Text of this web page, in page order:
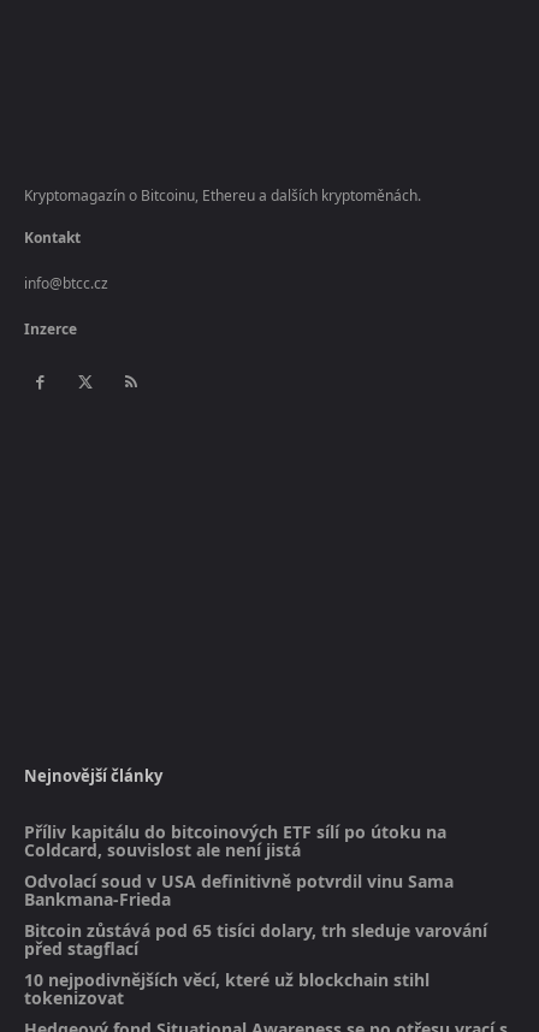
Kryptomagazín o Bitcoinu, Ethereu a dalších kryptoměnách.
Kontakt
info@btcc.cz
Inzerce
Nejnovější články
Příliv kapitálu do bitcoinových ETF sílí po útoku na
Coldcard, souvislost ale není jistá
Odvolací soud v USA definitivně potvrdil vinu Sama
Bankmana-Frieda
Bitcoin zůstává pod 65 tisíci dolary, trh sleduje varování
před stagflací
10 nejpodivnějších věcí, které už blockchain stihl
tokenizovat